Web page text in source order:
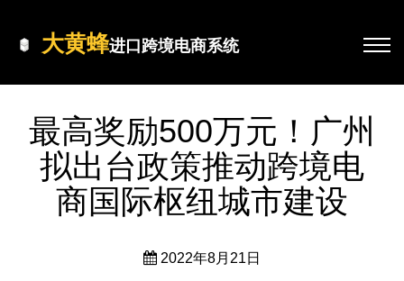
大黄蜂进口跨境电商系统
最高奖励500万元！广州
拟出台政策推动跨境电
商国际枢纽城市建设
2022年8月21日